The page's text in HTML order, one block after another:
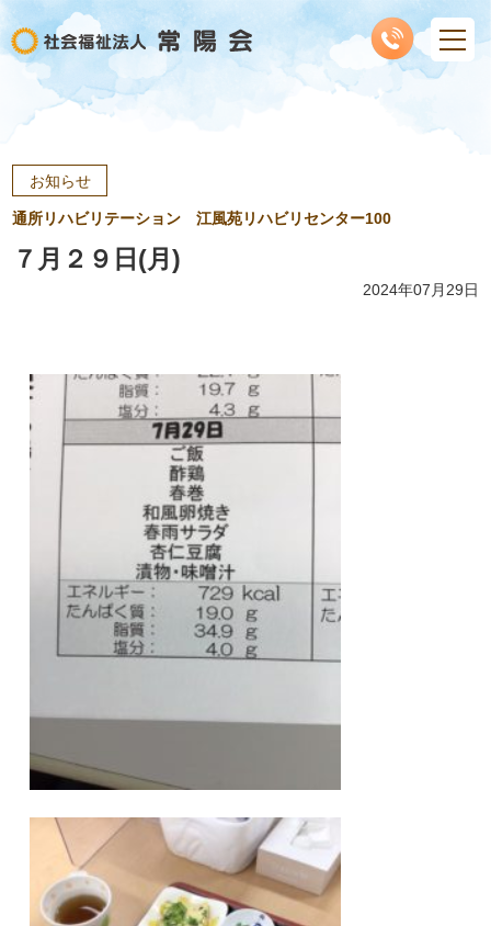
お知らせ
通所リハビリテーション 江風苑リハビリセンター100
７月２９日(月)
2024年07月29日